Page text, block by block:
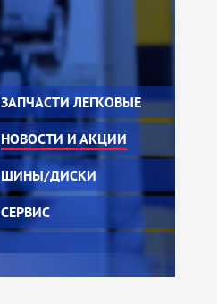
ЗАПЧАСТИ ЛЕГКОВЫЕ
НОВОСТИ И АКЦИИ
ШИНЫ/ДИСКИ
СЕРВИС